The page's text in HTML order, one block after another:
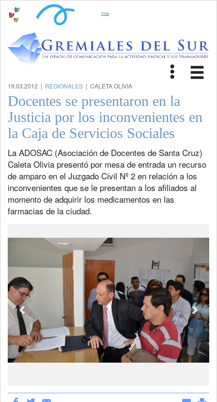
Toggle
19.03.2012 | REGIONALES | CALETA OLIVIA
Docentes se presentaron en la
Justicia por los inconvenientes en
la Caja de Servicios Sociales
La ADOSAC (Asociación de Docentes de Santa Cruz)
Caleta Olivia presentó por mesa de entrada un recurso
de amparo en el Juzgado Civil Nº 2 en relación a los
inconvenientes que se le presentan a los afiliados al
momento de adquirir los medicamentos en las
farmacias de la ciudad.